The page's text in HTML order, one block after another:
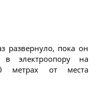
развернуло, пока он
в электроопору на
метрах от места